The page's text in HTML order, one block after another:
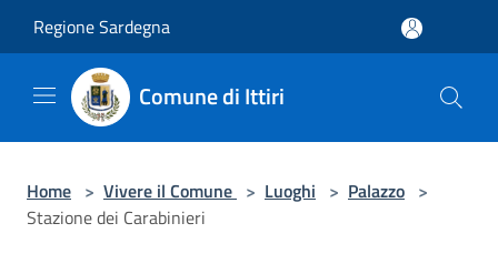
Regione Sardegna
Comune di Ittiri
Home > Vivere il Comune > Luoghi > Palazzo >
Stazione dei Carabinieri